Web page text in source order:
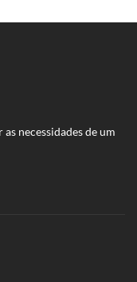
necessidades de um